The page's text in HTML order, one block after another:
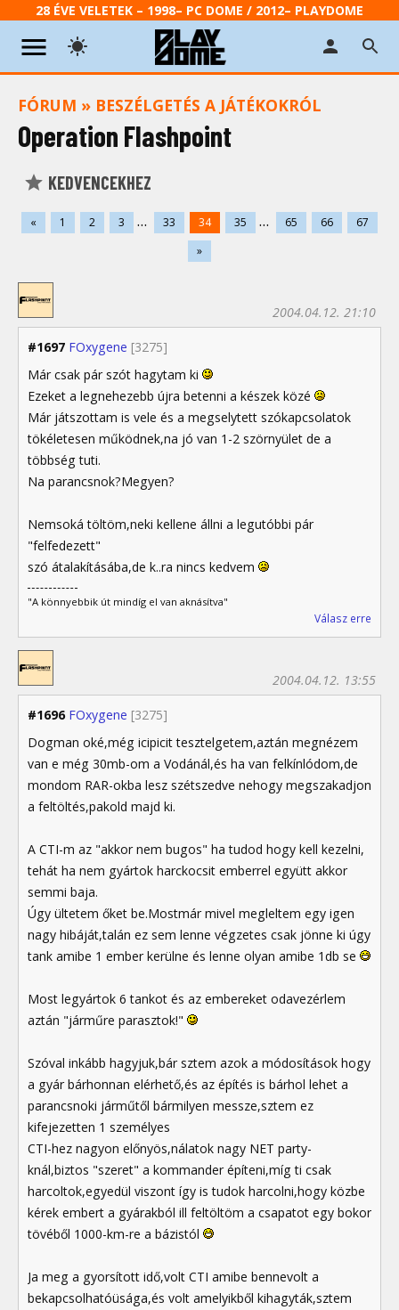
28 ÉVE VELETEK – 1998– PC DOME / 2012– PLAYDOME
FÓRUM » BESZÉLGETÉS A JÁTÉKOKRÓL
Operation Flashpoint
KEDVENCEKHEZ
« 1 2 3 ... 33 34 35 ... 65 66
67
»
#1697 FOxygene [3275]
2004.04.12. 21:10
Már csak pár szót hagytam ki
Ezeket a legnehezebb újra betenni a készek közé
Már játszottam is vele és a megselytett szókapcsolatok
tökéletesen működnek,na jó van 1-2 szörnyület de a
többség tuti.
Na parancsnok?Megyen?
Nemsoká töltöm,neki kellene állni a legutóbbi pár
"felfedezett"
szó átalakításába,de k..ra nincs kedvem
"A könnyebbik út mindíg el van aknásítva"
Válasz erre
#1696 FOxygene [3275]
2004.04.12. 13:55
Dogman oké,még icipicit tesztelgetem,aztán megnézem
van e még 30mb-om a Vodánál,és ha van felkínlódom,de
mondom RAR-okba lesz szétszedve nehogy megszakadjon
a feltöltés,pakold majd ki.
A CTI-m az "akkor nem bugos" ha tudod hogy kell kezelni,
tehát ha nem gyártok harckocsit emberrel együtt akkor
semmi baja.
Úgy ültetem őket be.Mostmár mivel megleltem egy igen
nagy hibáját,talán ez sem lenne végzetes csak jönne ki úgy
tank amibe 1 ember kerülne és lenne olyan amibe 1db se
Most legyártok 6 tankot és az embereket odavezérlem
aztán "járműre parasztok!"
Szóval inkább hagyjuk,bár sztem azok a módosítások hogy
a gyár bárhonnan elérhető,és az építés is bárhol lehet a
parancsnoki járműtől bármilyen messze,sztem ez
kifejezetten 1 személyes
CTI-hez nagyon előnyös,nálatok nagy NET party-
knál,biztos "szeret" a kommander építeni,míg ti csak
harcoltok,egyedül viszont így is tudok harcolni,hogy közbe
kérek embert a gyárakból ill feltöltöm a csapatot egy bokor
tövéből 1000-km-re a bázistól
Ja meg a gyorsított idő,volt CTI amibe bennevolt a
bekapcsolhatóüsága,és volt amelyikből kihagyták,sztem